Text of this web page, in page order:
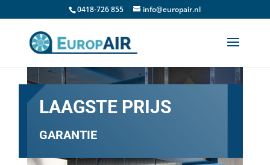
0418-726 855 info@europair.nl
LAAGSTE PRIJS
GARANTIE